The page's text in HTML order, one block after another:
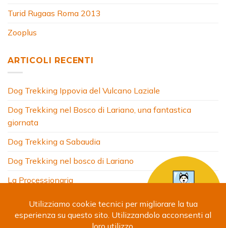
Turid Rugaas Roma 2013
Zooplus
ARTICOLI RECENTI
Dog Trekking Ippovia del Vulcano Laziale
Dog Trekking nel Bosco di Lariano, una fantastica
giornata
Dog Trekking a Sabaudia
Dog Trekking nel bosco di Lariano
La Processionaria